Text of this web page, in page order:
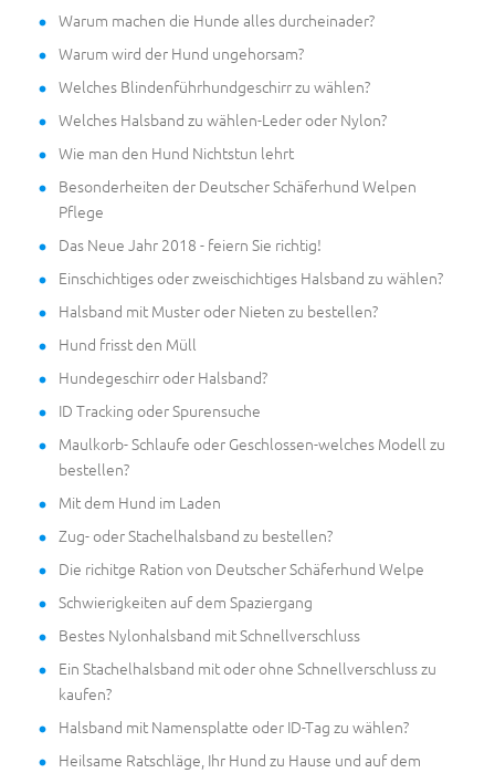
Warum machen die Hunde alles durcheinader?
Warum wird der Hund ungehorsam?
Welches Blindenführhundgeschirr zu wählen?
Welches Halsband zu wählen-Leder oder Nylon?
Wie man den Hund Nichtstun lehrt
Besonderheiten der Deutscher Schäferhund Welpen
Pflege
Das Neue Jahr 2018 - feiern Sie richtig!
Einschichtiges oder zweischichtiges Halsband zu wählen?
Halsband mit Muster oder Nieten zu bestellen?
Hund frisst den Müll
Hundegeschirr oder Halsband?
ID Tracking oder Spurensuche
Maulkorb- Schlaufe oder Geschlossen-welches Modell zu
bestellen?
Mit dem Hund im Laden
Zug- oder Stachelhalsband zu bestellen?
Die richitge Ration von Deutscher Schäferhund Welpe
Schwierigkeiten auf dem Spaziergang
Bestes Nylonhalsband mit Schnellverschluss
Ein Stachelhalsband mit oder ohne Schnellverschluss zu
kaufen?
Halsband mit Namensplatte oder ID-Tag zu wählen?
Heilsame Ratschläge, Ihr Hund zu Hause und auf dem